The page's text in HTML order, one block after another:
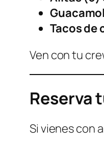
Tacos de
Ven con tu
Reserva
Si vienes con